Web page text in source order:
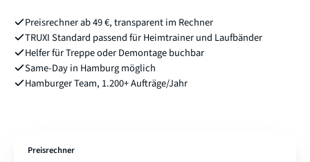
Preisrechner ab 49 €, transparent im Rechner
TRUXI Standard passend für Heimtrainer und Laufbänder
Helfer für Treppe oder Demontage buchbar
Same-Day in Hamburg möglich
Hamburger Team, 1.200+ Aufträge/Jahr
Preisrechner